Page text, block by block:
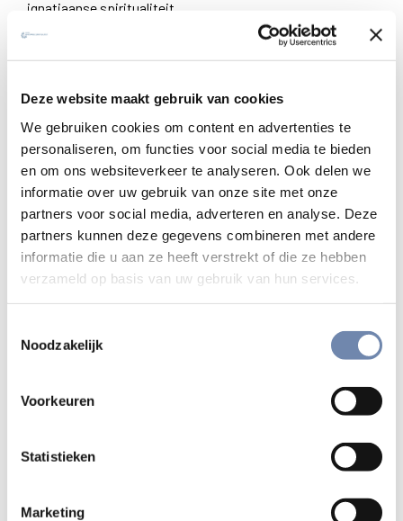
Deze website maakt gebruik van cookies
We gebruiken cookies om content en advertenties te
personaliseren, om functies voor social media te bieden
en om ons websiteverkeer te analyseren. Ook delen we
informatie over uw gebruik van onze site met onze
partners voor social media, adverteren en analyse. Deze
partners kunnen deze gegevens combineren met andere
informatie die u aan ze heeft verstrekt of die ze hebben
verzameld op basis van uw gebruik van hun services.
Noodzakelijk
Voorkeuren
Statistieken
Marketing
ignatiaanse spiritualiteit.